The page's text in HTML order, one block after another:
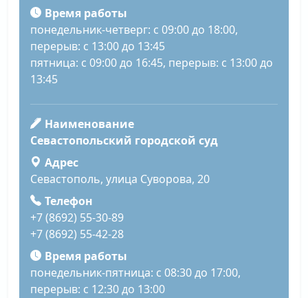
Время работы
понедельник-четверг: с 09:00 до 18:00,
перерыв: с 13:00 до 13:45
пятница: с 09:00 до 16:45, перерыв: с 13:00 до
13:45
Наименование
Севастопольский городской суд
Адрес
Севастополь, улица Суворова, 20
Телефон
+7 (8692) 55-30-89
+7 (8692) 55-42-28
Время работы
понедельник-пятница: с 08:30 до 17:00,
перерыв: с 12:30 до 13:00